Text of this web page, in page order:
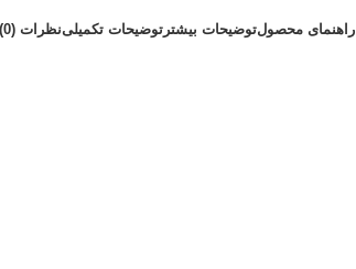
راهنمای محصولتوضیحات بیشترتوضیحات تکمیلینظرات (0)